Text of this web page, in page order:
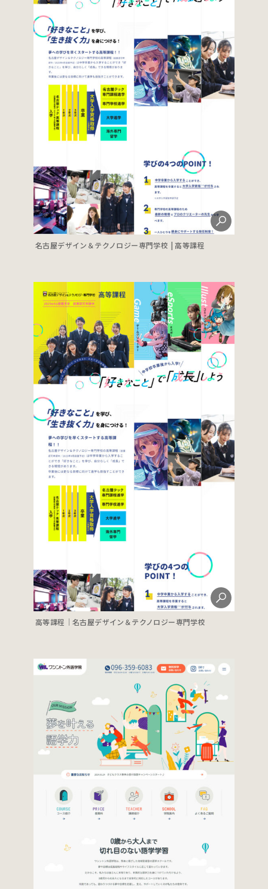
名古屋デザイン＆テクノロジー専門学校 | 高等課程
高等課程｜名古屋デザイン＆テクノロジー専門学校